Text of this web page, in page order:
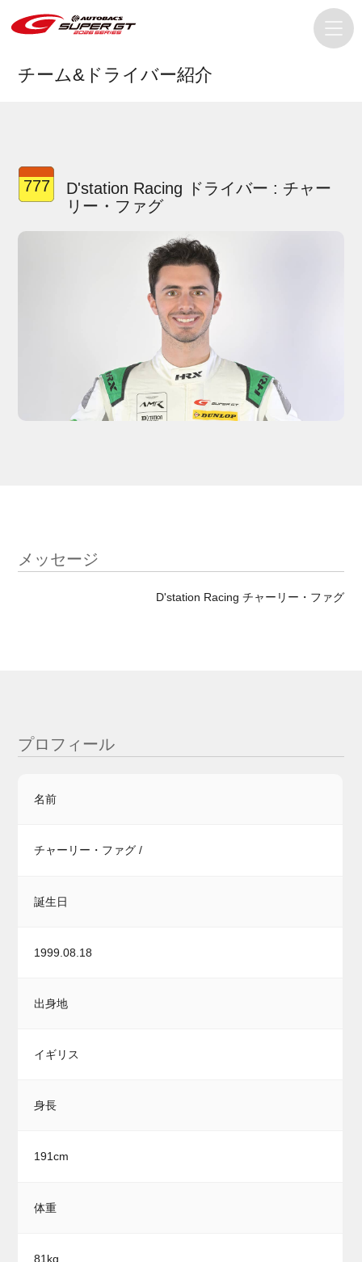
チーム&ドライバー紹介
777
D'station Racing ドライバー : チャー
リー・ファグ
メッセージ
D'station Racing チャーリー・ファグ
プロフィール
名前
チャーリー・ファグ /
誕生日
1999.08.18
出身地
イギリス
身長
191cm
体重
81kg